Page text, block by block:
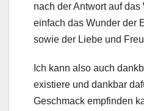
nach der Antwort auf das
einfach das Wunder der
sowie der Liebe und
Ich kann also auch
existiere und dankbar
Geschmack empfinden